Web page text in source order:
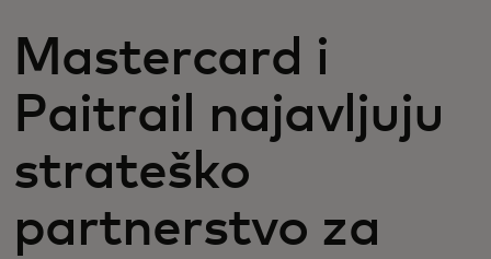
Za inovatore
Novosti i trendovi
Mastercard i
Paitrail najavljuju
strateško
partnerstvo za